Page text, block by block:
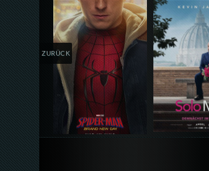
Details,Play Details,Play
ZURÜCK